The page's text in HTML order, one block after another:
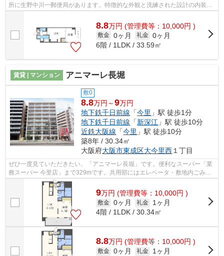
所に生野中川一郵便局があります。特徴的な外観と洗練された設計の内装を
8.8万円 (管理費等：10,000円 )
敷金 0ヶ月 礼金 0ヶ月
6階 / 1LDK / 33.59㎡
賃貸 | マンション アニマーレ長堀
敷0
8.8万円～9万円
地下鉄千日前線 「今里 」駅 徒歩1分
地下鉄千日前線 「新深江 」駅 徒歩10分
近鉄大阪線 「今里 」駅 徒歩10分
築8年 / 30.34㎡
大阪府大阪市東成区大今里西 １丁目
ぜひ一度見ていただきたい、「アニマーレ長堀」です。便利なスーパー「業
務スーパー 今里店」まで329mです。共用部にはエレベータ・敷地内ごみ置
き場などが揃っております。築5年でし...
9万円 (管理費等：10,000円 )
敷金 0ヶ月 礼金
1ヶ月
4階 / 1LDK / 30.34㎡
8.8万円 (管理費等：10,000円 )
敷金 0ヶ月 礼金
1ヶ月